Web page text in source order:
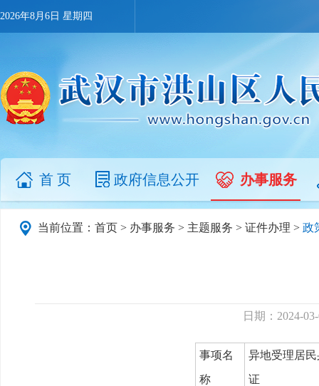
2026年8月6日 星期四
首 页 政府信息公开 办事服务
当前位置： 首页 > 办事服务 > 主题服务 > 证件办理 > 政
日期：2024-
事项名
称
异地受理居民
证